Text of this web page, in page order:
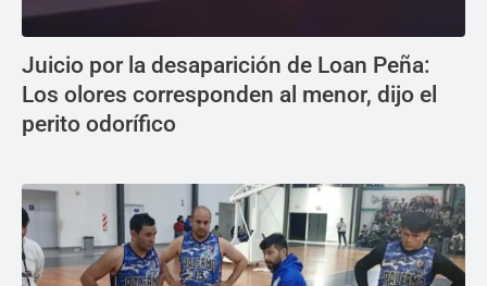
Juicio por la desaparición de Loan Peña:
Los olores corresponden al menor, dijo el
perito odorífico